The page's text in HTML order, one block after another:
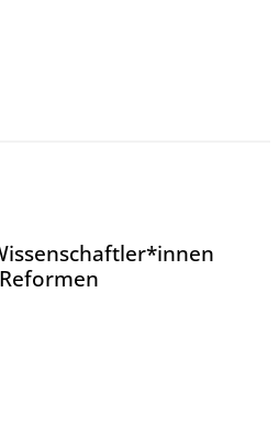
müssen tiergerecht sein
fordern